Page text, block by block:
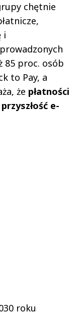
chętnie
i
85 proc. osób
to Pay, a
że płatności
e-
roku